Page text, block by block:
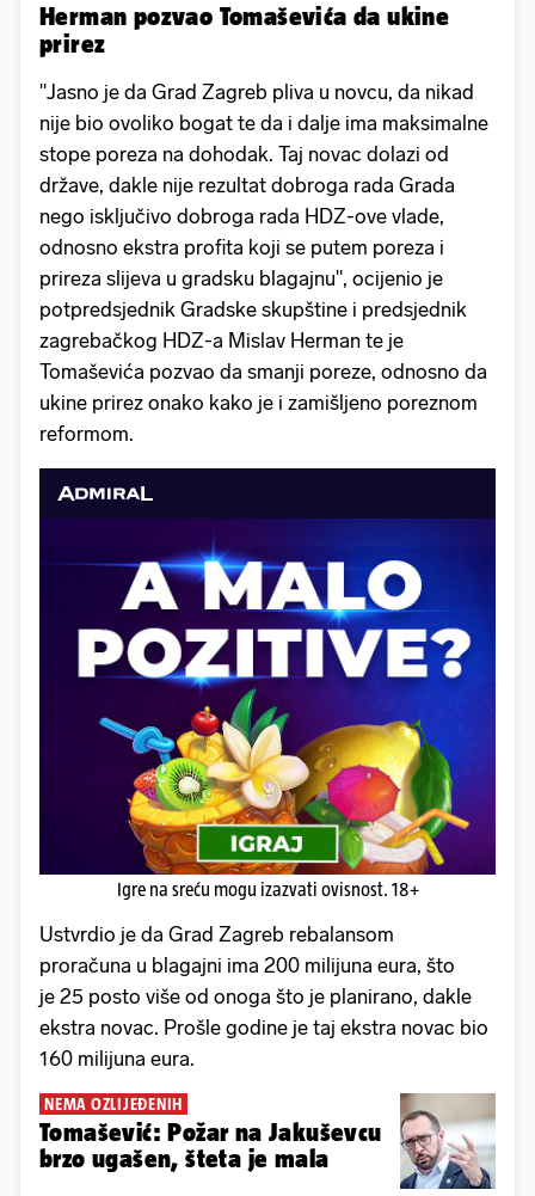
Herman pozvao Tomaševića da ukine
prirez
"Jasno je da Grad Zagreb pliva u novcu, da nikad
nije bio ovoliko bogat te da i dalje ima maksimalne
stope poreza na dohodak. Taj novac dolazi od
države, dakle nije rezultat dobroga rada Grada
nego isključivo dobroga rada HDZ-ove vlade,
odnosno ekstra profita koji se putem poreza i
prireza slijeva u gradsku blagajnu", ocijenio je
potpredsjednik Gradske skupštine i predsjednik
zagrebačkog HDZ-a Mislav Herman te je
Tomaševića pozvao da smanji poreze, odnosno da
ukine prirez onako kako je i zamišljeno poreznom
reformom.
Igre na sreću mogu izazvati ovisnost. 18+
Ustvrdio je da Grad Zagreb rebalansom
proračuna u blagajni ima 200 milijuna eura, što
je 25 posto više od onoga što je planirano, dakle
ekstra novac. Prošle godine je taj ekstra novac bio
160 milijuna eura.
NEMA OZLIJEĐENIH
Tomašević: Požar na Jakuševcu
brzo ugašen, šteta je mala